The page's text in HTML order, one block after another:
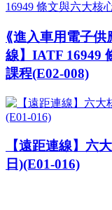
⟪進入車用電子供
線】IATF 16949
課程(E02-008)
【遠距連線】六
日)(E01-016)